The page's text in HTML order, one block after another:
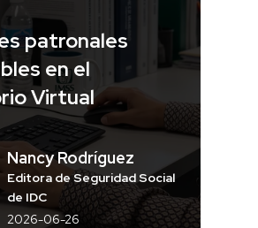
patronales
en el
Virtual
Nancy Rodríguez
Editora de Seguridad Social
de IDC
2026-06-26